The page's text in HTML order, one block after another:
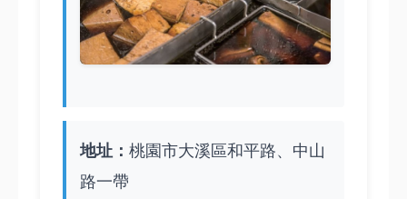
地址： 桃園市大溪區和平路、中山
路一帶